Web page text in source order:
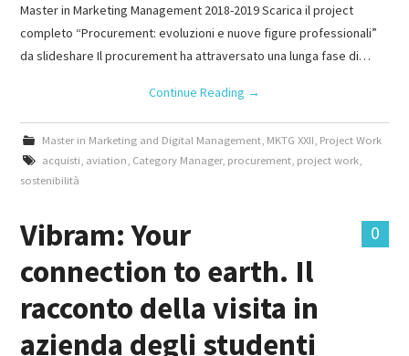
Master in Marketing Management 2018-2019 Scarica il project
completo “Procurement: evoluzioni e nuove figure professionali”
da slideshare Il procurement ha attraversato una lunga fase di…
Continue Reading →
Master in Marketing and Digital Management, MKTG XXII Project Work
acquisti aviation Category Manager, procurement, project work,
sostenibilità
0
Vibram: Your
connection to earth. Il
racconto della visita in
azienda degli studenti